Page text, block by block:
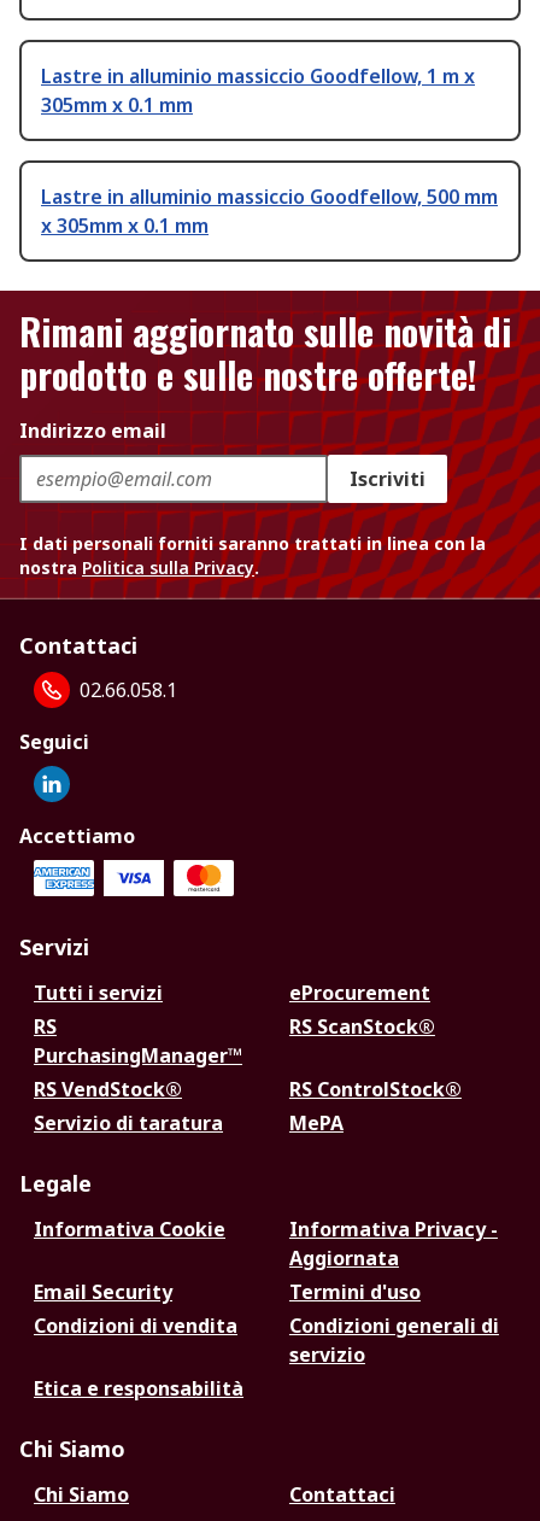
Lastre in alluminio massiccio Goodfellow, 1 m x
305mm x 0.1 mm
Lastre in alluminio massiccio Goodfellow, 500 mm
x 305mm x 0.1 mm
Rimani aggiornato sulle novità di
prodotto e sulle nostre offerte!
Indirizzo email
Iscriviti
I dati personali forniti saranno trattati in linea con la
nostra Politica sulla Privacy.
Contattaci
02.66.058.1
Seguici
Accettiamo
Servizi
Tutti i servizi
eProcurement
RS
PurchasingManager™
RS ScanStock®
RS VendStock®
RS ControlStock®
Servizio di taratura
MePA
Legale
Informativa Cookie
Informativa Privacy -
Aggiornata
Email Security
Termini d'uso
Condizioni di vendita
Condizioni generali di
servizio
Etica e responsabilità
Chi Siamo
Chi Siamo
Contattaci